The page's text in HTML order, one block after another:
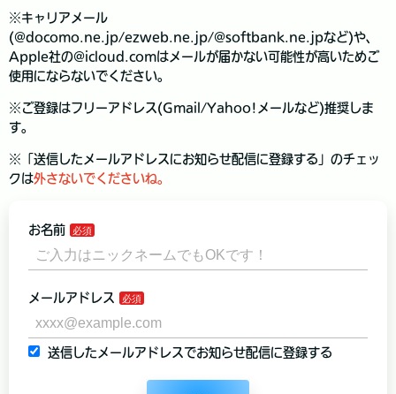
※キャリアメール
(@docomo.ne.jp/ezweb.ne.jp/@softbank.ne.jpなど)や、
Apple社の@icloud.comはメールが届かない可能性が高いためご
使用にならないでください。
※ご登録はフリーアドレス(Gmail/Yahoo!メールなど)推奨しま
す。
※「送信したメールアドレスにお知らせ配信に登録する」のチェッ
クは外さないでくださいね。
お名前
メールアドレス
送信したメールアドレスでお知らせ配信に登録する